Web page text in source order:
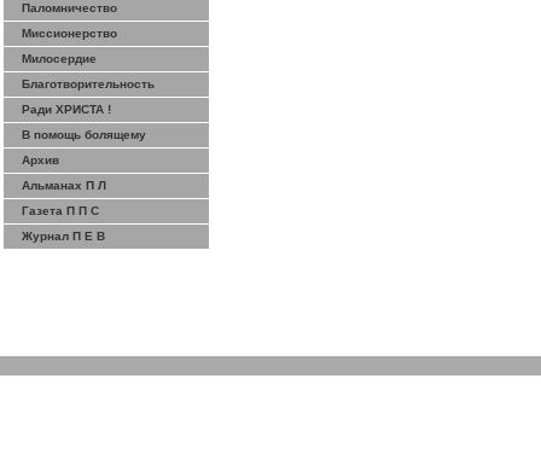
Паломничество
Миссионерство
Милосердие
Благотворительность
Ради ХРИСТА !
В помощь болящему
Архив
Альманах П Л
Газета П П С
Журнал П Е В